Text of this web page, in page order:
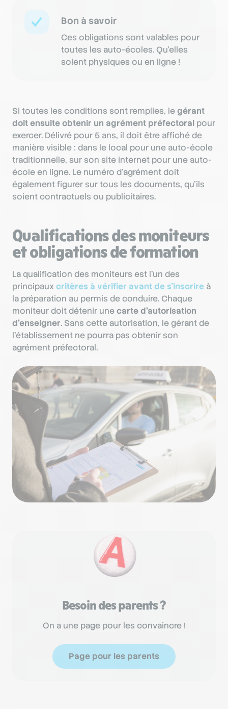
Bon à savoir
Ces obligations sont valables pour
toutes les auto-écoles. Qu’elles
soient physiques ou en ligne !
Si toutes les conditions sont remplies, legérant
doit ensuite obtenir un agrément préfectoral pour
exercer. Délivré pour 5 ans, il doit être affiché de
manière visible : dans le local pour une auto-école
traditionnelle, sur son site internet pour une auto-
école en ligne. Le numéro d’agrément doit
également figurer sur tous les documents, qu’ils
soient contractuels ou publicitaires.
Qualifications des moniteurs
et obligations de formation
La qualification des moniteurs est l’un des
principaux critères à vérifier avant de s’inscrire à
la préparation au permis de conduire. Chaque
moniteur doit détenir unecarte d’autorisation
d’enseigner. Sans cette autorisation, le gérant de
l’établissement ne pourra pas obtenir son
agrément préfectoral.
Besoin des parents ?
On a une page pour les convaincre !
Page pour les parents